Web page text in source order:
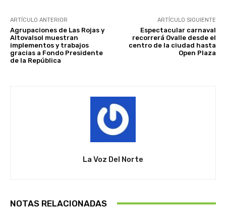
ARTÍCULO ANTERIOR
Agrupaciones de Las Rojas y
Altovalsol muestran
implementos y trabajos
gracias a Fondo Presidente
de la República
ARTÍCULO SIGUIENTE
Espectacular carnaval
recorrerá Ovalle desde el
centro de la ciudad hasta
Open Plaza
La Voz Del Norte
NOTAS RELACIONADAS